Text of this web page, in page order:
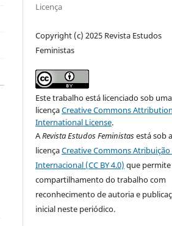
Licença
Copyright (c) 2025 Revista Estudos
Feministas
Este trabalho está licenciado sob uma
licençaCreative Commons
International License.
ARevista Estudos Feministasestá sob a
licençaCreative Commons Atribuição
Internacional (CC BY 4.0) que
compartilhamento do trabalho com
reconhecimento de autoria e
inicial neste periódico.